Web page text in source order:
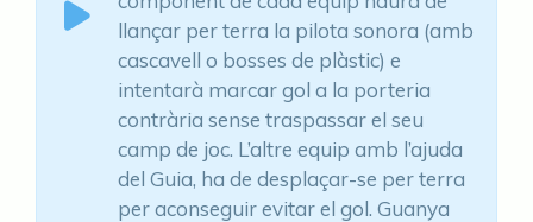
llançar per terra la pilota sonora (amb
cascavell o bosses de plàstic) e
intentarà marcar gol a la porteria
contrària sense traspassar el seu
camp de joc. L’altre equip amb l’ajuda
del Guia, ha de desplaçar-se per terra
per aconseguir evitar el gol. Guanya